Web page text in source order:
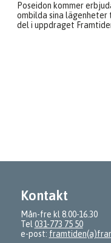
Poseidon kommer
ombilda sina lägenheter
del i uppdraget
Kontakt
Mån-fre kl 8.00-16.30
Tel 031-773 75 50
e-post: